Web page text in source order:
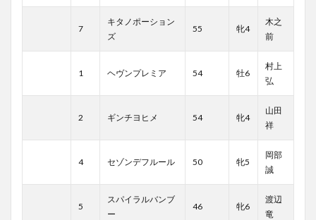
7
キタノポーション
ズ
55 牝4
木之
前
1 ヘヴンプレミア 54 牡6
村上
弘
2 ギンチヨヒメ 54 牝4
山田
祥
4 セゾンデフルール 50 牝5
岡部
誠
5
スパイラルバンブ
ー
46 牝6
渡辺
竜